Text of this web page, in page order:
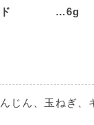
ード …6g
じん、玉ねぎ、